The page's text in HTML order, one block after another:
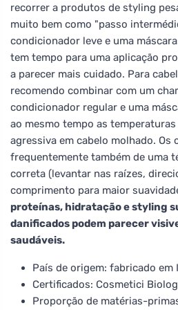
recorrer a produtos de styling
muito bem como "passo
condicionador leve e uma
tem tempo para uma aplicação
a parecer mais cuidado. Para
recomendo combinar com um
condicionador regular e uma
ao mesmo tempo as
agressiva em cabelo molhado. Os
frequentemente também de uma
correta (levantar nas raízes,
comprimento para maior
proteínas, hidratação e styling
danificados podem parecer
saudáveis.
País de origem: fabricado em
Certificados: Cosmetici
Proporção de matérias-